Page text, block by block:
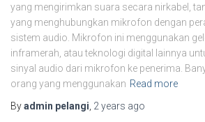
yang mengirimkan suara secara nirkabel,
yang menghubungkan mikrofon dengan
sistem audio. Mikrofon ini menggunakan
inframerah, atau teknologi digital lainnya
sinyal audio dari mikrofon ke penerima.
orang yang menggunakan Read more
Byadmin pelangi 2 years ago